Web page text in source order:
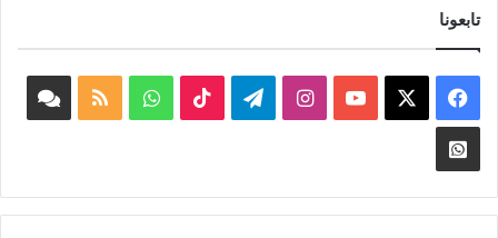
تابعونا
فيسبوك ‫YouTubeانستقرامتيلقرام ‫TikTokواتسابملخص
Whatsapp
Channel